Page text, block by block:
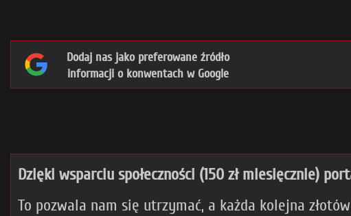
Dodaj nas jako preferowane źródło
informacji o konwentach w Google
Dzięki wsparciu społeczności (150 zł miesięcznie)
To pozwala nam się utrzymać, a każda kolejna